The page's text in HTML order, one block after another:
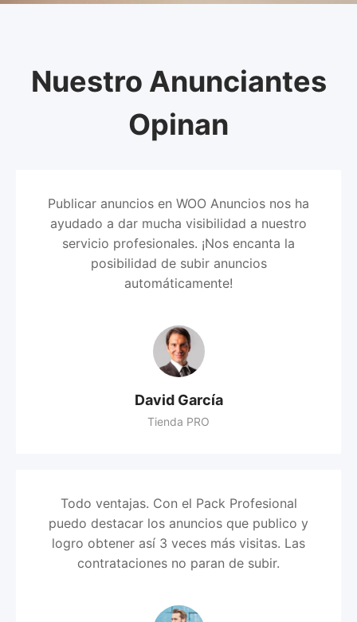
Nuestro Anunciantes
Opinan
Publicar anuncios en WOO Anuncios nos ha
ayudado a dar mucha visibilidad a nuestro
servicio profesionales. ¡Nos encanta la
posibilidad de subir anuncios
automáticamente!
David García
Tienda PRO
Todo ventajas. Con el Pack Profesional
puedo destacar los anuncios que publico y
logro obtener así 3 veces más visitas. Las
contrataciones no paran de subir.